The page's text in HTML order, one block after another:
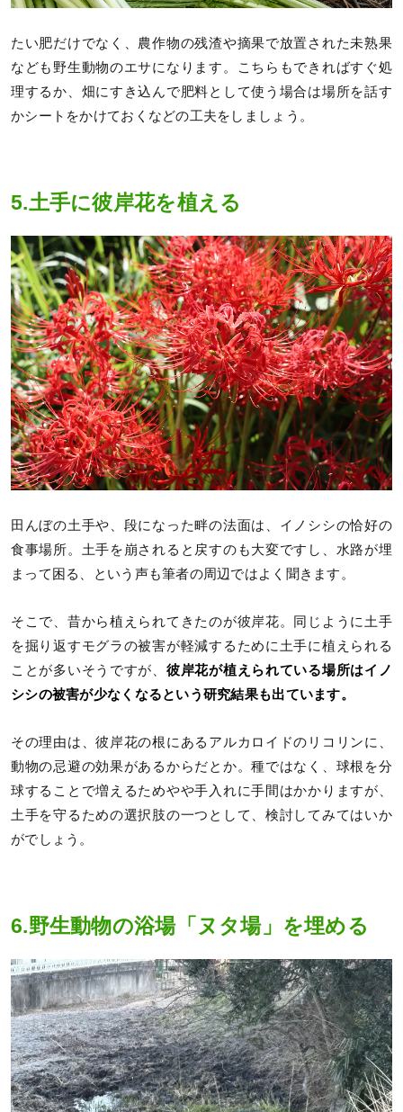
たい肥だけでなく、農作物の残渣や摘果で放置された未熟果
なども野生動物のエサになります。こちらもできればすぐ処
理するか、畑にすき込んで肥料として使う場合は場所を話す
かシートをかけておくなどの工夫をしましょう。
5.土手に彼岸花を植える
田んぼの土手や、段になった畔の法面は、イノシシの恰好の
食事場所。土手を崩されると戻すのも大変ですし、水路が埋
まって困る、という声も筆者の周辺ではよく聞きます。
そこで、昔から植えられてきたのが彼岸花。同じように土手
を掘り返すモグラの被害が軽減するために土手に植えられる
ことが多いそうですが、 彼岸花が植えられている場所はイノ
シシの被害が少なくなるという研究結果も出ています。
その理由は、彼岸花の根にあるアルカロイドのリコリンに、
動物の忌避の効果があるからだとか。種ではなく、球根を分
球することで増えるためやや手入れに手間はかかりますが、
土手を守るための選択肢の一つとして、検討してみてはいか
がでしょう。
6.野生動物の浴場「ヌタ場」を埋める